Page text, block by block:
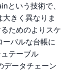
という技術で、
きく異なりま
ためのよりスケ
バルな台帳に
テーブル
データチェーン